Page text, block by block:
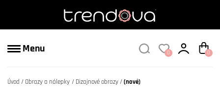
Menu 0 0
Úvod Obrazy a nálepky Dizajnové obrazy (nové)